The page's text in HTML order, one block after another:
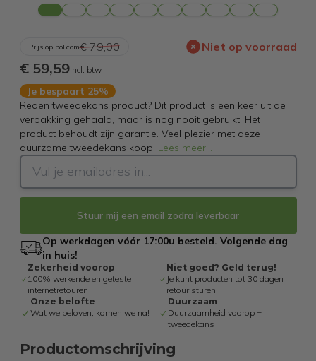
Prijs op bol.com€ 79,00 Niet op voorraad
€ 59,59Incl. btw
Je bespaart 25%
Reden tweedekans product? Dit product is een keer uit de
verpakking gehaald, maar is nog nooit gebruikt. Het
product behoudt zijn garantie. Veel plezier met deze
duurzame tweedekans koop! Lees meer...
Stuur mij een email zodra leverbaar
Op werkdagen vóór 17:00u besteld. Volgende dag
in huis!
Zekerheid voorop
100% werkende en geteste
internetretouren
Niet goed? Geld terug!
Je kunt producten tot 30 dagen
retour sturen
Onze belofte
Wat we beloven, komen we na!
Duurzaam
Duurzaamheid voorop =
tweedekans
Productomschrijving